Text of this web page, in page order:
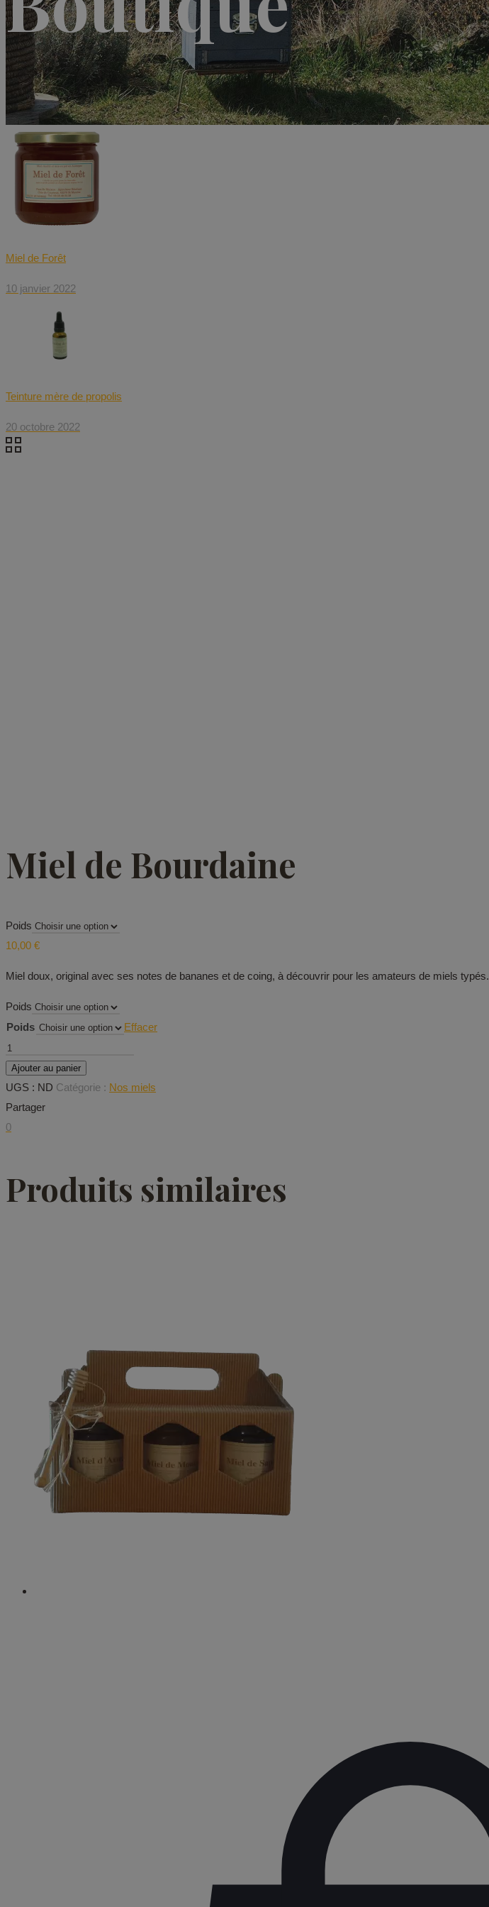
Miel de Forêt
10 janvier 2022
Teinture mère de propolis
20 octobre 2022
Miel de Bourdaine
Poids
10,00 €
Miel doux, original avec ses notes de bananes et de coing, à découvrir pour les amateurs de miels typés.
Poids
Poids
Effacer
quantité
de
Miel
de
Bourdaine
Ajouter au panier
UGS : ND Catégorie : Nos miels
Partager
0
Produits similaires